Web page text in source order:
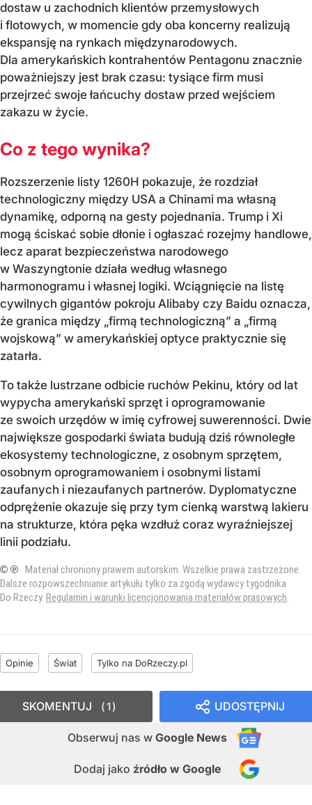
dostaw u zachodnich klientów przemysłowych
i flotowych, w momencie gdy oba koncerny realizują
ekspansję na rynkach międzynarodowych.
Dla amerykańskich kontrahentów Pentagonu znacznie
poważniejszy jest brak czasu: tysiące firm musi
przejrzeć swoje łańcuchy dostaw przed wejściem
zakazu w życie.
Co z tego wynika?
Rozszerzenie listy 1260H pokazuje, że rozdział
technologiczny między USA a Chinami ma własną
dynamikę, odporną na gesty pojednania. Trump i Xi
mogą ściskać sobie dłonie i ogłaszać rozejmy handlowe,
lecz aparat bezpieczeństwa narodowego
w Waszyngtonie działa według własnego
harmonogramu i własnej logiki. Wciągnięcie na listę
cywilnych gigantów pokroju Alibaby czy Baidu oznacza,
że granica między „firmą technologiczną” a „firmą
wojskową” w amerykańskiej optyce praktycznie się
zatarła.
To także lustrzane odbicie ruchów Pekinu, który od lat
wypycha amerykański sprzęt i oprogramowanie
ze swoich urzędów w imię cyfrowej suwerenności. Dwie
największe gospodarki świata budują dziś równoległe
ekosystemy technologiczne, z osobnym sprzętem,
osobnym oprogramowaniem i osobnymi listami
zaufanych i niezaufanych partnerów. Dyplomatyczne
odprężenie okazuje się przy tym cienką warstwą lakieru
na strukturze, która pęka wzdłuż coraz wyraźniejszej
linii podziału.
© ℗ Materiał chroniony prawem autorskim. Wszelkie prawa zastrzeżone.
Dalsze rozpowszechnianie artykułu tylko za zgodą wydawcy tygodnika
Do Rzeczy. Regulamin i warunki licencjonowania materiałów prasowych.
Opinie Świat Tylko na DoRzeczy.pl
UDOSTĘPNIJ
Obserwuj nas w Google News
Dodaj jako źródło w Google
SKOMENTUJ 1